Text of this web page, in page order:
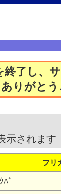
了し、
りがとう
示されます
フリ
ﾊﾞ